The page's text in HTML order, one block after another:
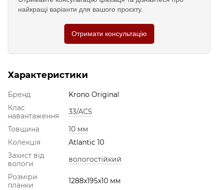
найкращі варіанти для вашого проєкту.
Отримати консультацію
Характеристики
Бренд
Krono Original
Клас
навантаження
33/AC5
Товщина
10 мм
Колекція
Atlantic 10
Захист від
вологи
вологостійкий
Розміри
планки
1288х195х10 мм